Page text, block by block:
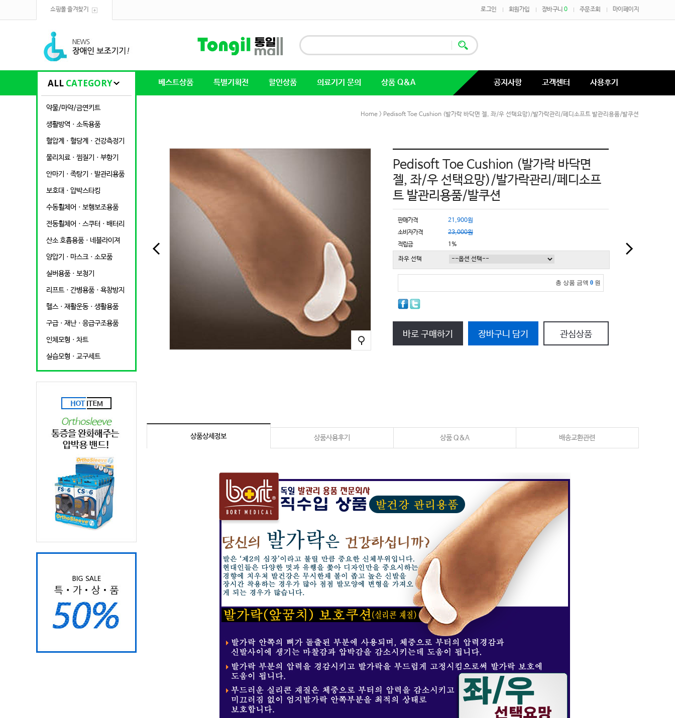
쇼핑몰 즐겨찾기 로그인 회원가입 장바구니 0 주문조회 마이페이지
ALL CATEGORY 베스트상품 특별기획전 할인상품 의료기기 문의 상품 Q&A 공지사항 고객센터 사용후기
약물/마약/금연키트
생활방역ㆍ소독용품
혈압계ㆍ혈당계ㆍ건강측정기
물리치료ㆍ찜질기ㆍ부항기
안마기ㆍ족탕기ㆍ발관리용품
보호대ㆍ압박스타킹
수동휠체어ㆍ보행보조용품
전동휠체어ㆍ스쿠터ㆍ배터리
산소 호흡용품ㆍ네블라이져
양압기ㆍ마스크ㆍ소모품
실버용품ㆍ보청기
리프트ㆍ간병용품ㆍ욕창방지
헬스ㆍ재활운동ㆍ생활용품
구급ㆍ재난ㆍ응급구조용품
인체모형ㆍ차트
실습모형ㆍ교구세트
Home > Pedisoft Toe Cushion (발가락 바닥면 젤, 좌/우 선택요망)/발가락관리/페디소프트 발관리용품/발쿠션
Pedisoft Toe Cushion (발가락 바닥면
젤, 좌/우 선택요망)/발가락관리/페디소프
트 발관리용품/발쿠션
판매가격
21,900원
소비자가격
23,000원
적립금
1%
좌우 선택
총 상품 금액 0 원
바로 구매하기 장바구니 담기 관심상품
상품상세정보 상품사용후기 상품 Q&A 배송교환관련